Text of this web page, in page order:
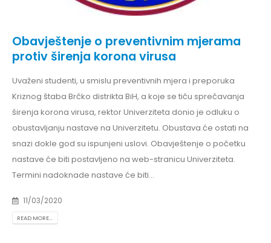
Obavještenje o preventivnim mjerama
protiv širenja korona virusa
Uvaženi studenti, u smislu preventivnih mjera i preporuka
Kriznog štaba Brčko distrikta BiH, a koje se tiču sprečavanja
širenja korona virusa, rektor Univerziteta donio je odluku o
obustavljanju nastave na Univerzitetu. Obustava će ostati na
snazi dokle god su ispunjeni uslovi. Obavještenje o početku
nastave će biti postavljeno na web-stranicu Univerziteta.
Termini nadoknade nastave će biti...
11/03/2020
READ MORE...